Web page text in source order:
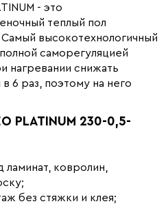
- это
теплый пол
высокотехнологичный
саморегуляцией
нагревании снижать
6 раз, поэтому на него
PLATINUM 230-0,5-
ламинат, ковролин,
без стяжки и клея;